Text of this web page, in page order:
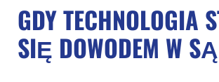
GDY TECHNOLOGIA
SIĘ DOWODEM W